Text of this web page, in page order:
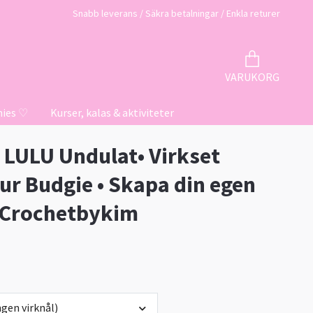
Snabb leverans / Säkra betalningar / Enkla returer
VARUKORG
♡ Kurser, kalas & aktiviteter
Undulat• Virkset
Budgie • Skapa din egen
virknål)